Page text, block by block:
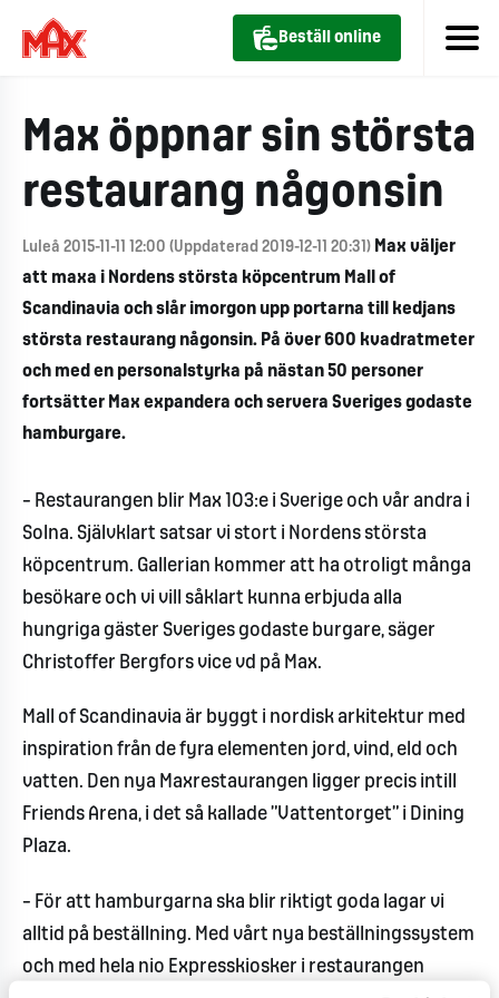
Beställ online
Max öppnar sin största
restaurang någonsin
Luleå 2015-11-11 12:00 (Uppdaterad 2019-12-11 20:31) Max väljer
att maxa i Nordens största köpcentrum Mall of
Scandinavia och slår imorgon upp portarna till kedjans
största restaurang någonsin. På över 600 kvadratmeter
och med en personalstyrka på nästan 50 personer
fortsätter Max expandera och servera Sveriges godaste
hamburgare.
– Restaurangen blir Max 103:e i Sverige och vår andra i
Solna. Självklart satsar vi stort i Nordens största
köpcentrum. Gallerian kommer att ha otroligt många
besökare och vi vill såklart kunna erbjuda alla
hungriga gäster Sveriges godaste burgare, säger
Christoffer Bergfors vice vd på Max.
Mall of Scandinavia är byggt i nordisk arkitektur med
inspiration från de fyra elementen jord, vind, eld och
vatten. Den nya Maxrestaurangen ligger precis intill
Friends Arena, i det så kallade ”Vattentorget” i Dining
Plaza.
– För att hamburgarna ska blir riktigt goda lagar vi
alltid på beställning. Med vårt nya beställningssystem
och med hela nio Expresskiosker i restaurangen